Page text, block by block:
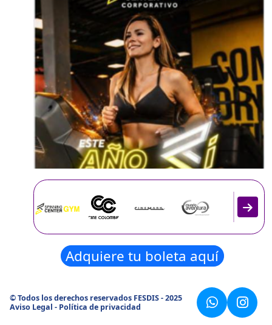
Adquiere tu boleta aquí
© Todos los derechos reservados FESDIS - 2025
Aviso Legal - Política de privacidad